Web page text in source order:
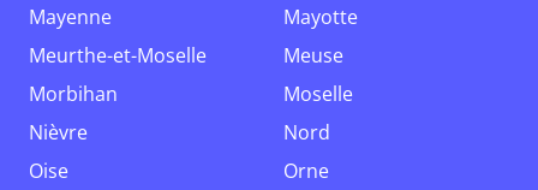
Mayenne
Mayotte
Meurthe-et-Moselle
Meuse
Morbihan
Moselle
Nièvre
Nord
Oise
Orne